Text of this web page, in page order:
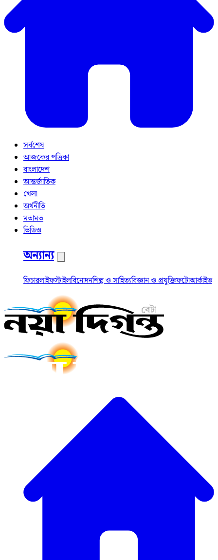
সর্বশেষ
আজকের পত্রিকা
বাংলাদেশ
আন্তর্জাতিক
খেলা
অর্থনীতি
মতামত
ভিডিও
অন্যান্য
ফিচারলাইফস্টাইলবিনোদনশিল্প ও সাহিত্যবিজ্ঞান ও প্রযুক্তিফটোআর্কাইভ